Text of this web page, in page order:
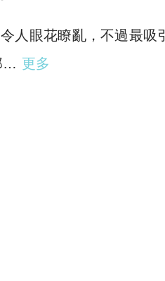
人眼花瞭亂，不過最吸
… 更多